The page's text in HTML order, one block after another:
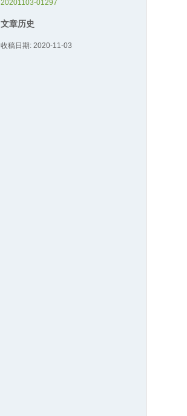
20201103-01297
文章历史
收稿日期: 2020-11-03